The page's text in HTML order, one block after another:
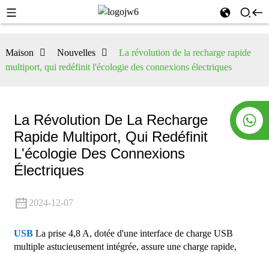
Maison Nouvelles
La révolution de la recharge rapide
multiport, qui redéfinit l'écologie des connexions électriques
La Révolution De La Recharge
Rapide Multiport, Qui Redéfinit
L'écologie Des Connexions
Électriques
2024-12-07
USBLa prise 4,8 A, dotée d'une interface de charge USB
multiple astucieusement intégrée, assure une charge rapide,